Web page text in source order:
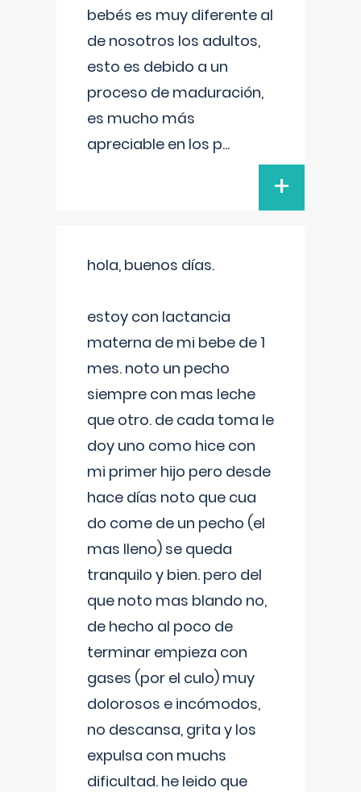
bebés es muy diferente al
de nosotros los adultos,
esto es debido a un
proceso de maduración,
es mucho más
apreciable en los p...
+
hola, buenos días.
estoy con lactancia
materna de mi bebe de 1
mes. noto un pecho
siempre con mas leche
que otro. de cada toma le
doy uno como hice con
mi primer hijo pero desde
hace días noto que cua
do come de un pecho (el
mas lleno) se queda
tranquilo y bien. pero del
que noto mas blando no,
de hecho al poco de
terminar empieza con
gases (por el culo) muy
dolorosos e incómodos,
no descansa, grita y los
expulsa con muchs
dificultad. he leido que